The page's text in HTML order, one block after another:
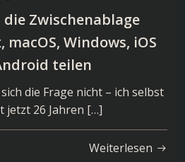
die Zwischenablage
macOS, Windows, iOS
teilen
die Frage nicht – ich selbst
jetzt 26 Jahren […]
Weiterlesen